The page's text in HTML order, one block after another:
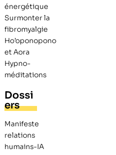
énergétique
Surmonter la
fibromyalgie
Ho’oponopono
et Aora
Hypno-
méditations
Dossi
ers
Manifeste
relations
humains-IA